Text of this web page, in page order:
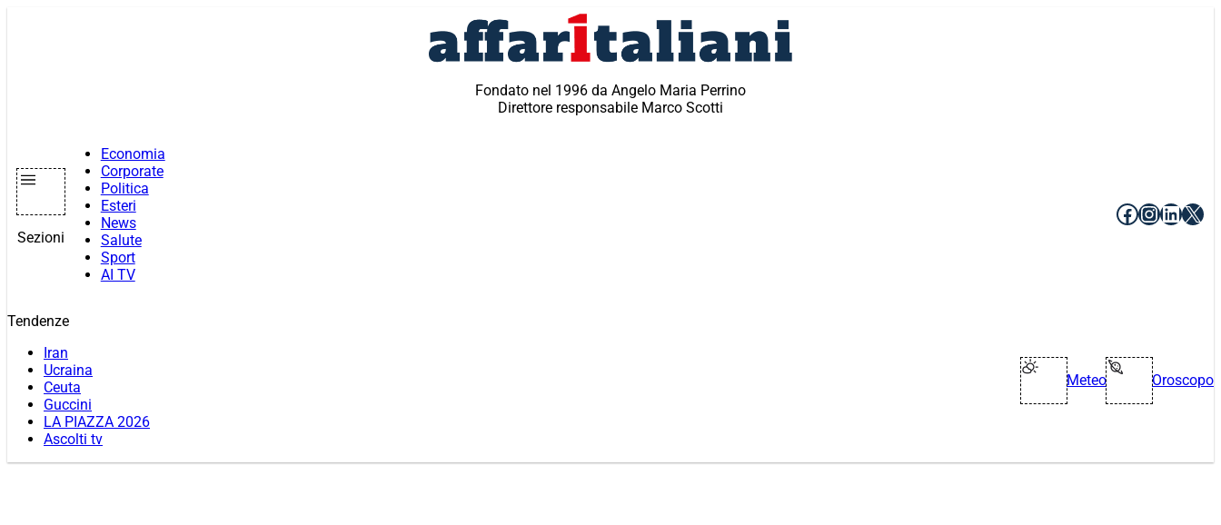
Fondato nel 1996 da Angelo Maria Perrino
Direttore responsabile Marco Scotti
Sezioni
Economia
Corporate
Politica
Esteri
News
Salute
Sport
AI TV
Facebook
X
Tendenze
Iran
Ucraina
Ceuta
Guccini
LA PIAZZA 2026
Ascolti tv
Meteo Oroscopo